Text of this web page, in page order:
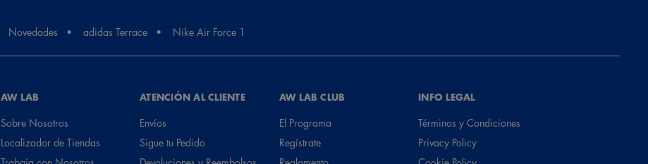
Novedades adidas Terrace Nike Air Force 1
AW LAB
Sobre Nosotros
Localizador de Tiendas
ATENCIÓN AL CLIENTE
Envíos
Sigue tu Pedido
AW LAB CLUB
El Programa
Regístrate
INFO LEGAL
Términos y Condiciones
Privacy Policy